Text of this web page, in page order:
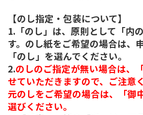
【のし指定・包装について】
1.「のし」は、原則として「内
す。のし紙をご希望の場合は、
「のし」を選んでください。
2.のしのご指定が無い場合は、
せていただきますので、ご注意
元のしをご希望の場合は、「御
選びください。